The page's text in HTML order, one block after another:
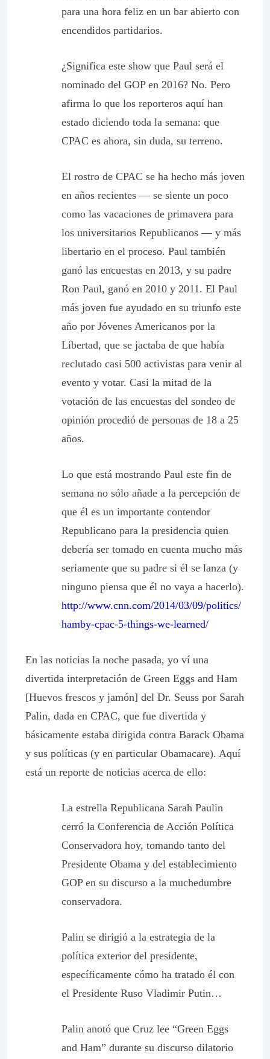
para una hora feliz en un bar abierto con
encendidos partidarios.
¿Significa este show que Paul será el
nominado del GOP en 2016? No. Pero
afirma lo que los reporteros aquí han
estado diciendo toda la semana: que
CPAC es ahora, sin duda, su terreno.
El rostro de CPAC se ha hecho más joven
en años recientes — se siente un poco
como las vacaciones de primavera para
los universitarios Republicanos — y más
libertario en el proceso. Paul también
ganó las encuestas en 2013, y su padre
Ron Paul, ganó en 2010 y 2011. El Paul
más joven fue ayudado en su triunfo este
año por Jóvenes Americanos por la
Libertad, que se jactaba de que había
reclutado casi 500 activistas para venir al
evento y votar. Casi la mitad de la
votación de las encuestas del sondeo de
opinión procedió de personas de 18 a 25
años.
Lo que está mostrando Paul este fin de
semana no sólo añade a la percepción de
que él es un importante contendor
Republicano para la presidencia quien
debería ser tomado en cuenta mucho más
seriamente que su padre si él se lanza (y
ninguno piensa que él no vaya a hacerlo).
http://www.cnn.com/2014/03/09/politics/
hamby-cpac-5-things-we-learned/
En las noticias la noche pasada, yo ví una
divertida interpretación de Green Eggs and Ham
[Huevos frescos y jamón] del Dr. Seuss por Sarah
Palin, dada en CPAC, que fue divertida y
básicamente estaba dirigida contra Barack Obama
y sus políticas (y en particular Obamacare). Aquí
está un reporte de noticias acerca de ello:
La estrella Republicana Sarah Paulin
cerró la Conferencia de Acción Política
Conservadora hoy, tomando tanto del
Presidente Obama y del establecimiento
GOP en su discurso a la muchedumbre
conservadora.
Palin se dirigió a la estrategia de la
política exterior del presidente,
específicamente cómo ha tratado él con
el Presidente Ruso Vladimir Putin…
Palin anotó que Cruz lee “Green Eggs
and Ham” durante su discurso dilatorio